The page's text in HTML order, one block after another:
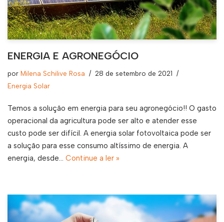
ENERGIA E AGRONEGÓCIO
por Milena Schilive Rosa
28 de setembro de 2021
Energia Solar
Temos a solução em energia para seu agronegócio!! O gasto
operacional da agricultura pode ser alto e atender esse
custo pode ser difícil. A energia solar fotovoltaica pode ser
a solução para esse consumo altíssimo de energia. A
energia, desde… Continue a ler »